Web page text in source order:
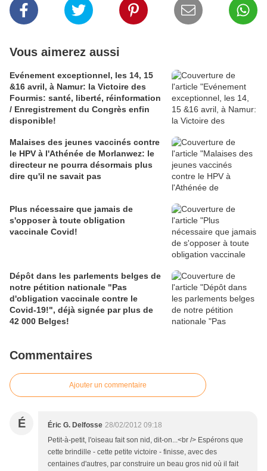
Vous aimerez aussi
Evénement exceptionnel, les 14, 15
&16 avril, à Namur: la Victoire des
Fourmis: santé, liberté, réinformation
/ Enregistrement du Congrès enfin
disponible!
Malaises des jeunes vaccinés contre
le HPV à l'Athénée de Morlanwez: le
directeur ne pourra désormais plus
dire qu'il ne savait pas
Plus nécessaire que jamais de
s'opposer à toute obligation
vaccinale Covid!
Dépôt dans les parlements belges de
notre pétition nationale "Pas
d'obligation vaccinale contre le
Covid-19!", déjà signée par plus de
42 000 Belges!
Commentaires
Ajouter un commentaire
É Éric G. Delfosse 28/02/2012 09:18
Petit-à-petit, l'oiseau fait son nid, dit-on...<br /> Espérons que
cette brindille - cette petite victoire - finisse, avec des
centaines d'autres, par construire un beau gros nid où il fait